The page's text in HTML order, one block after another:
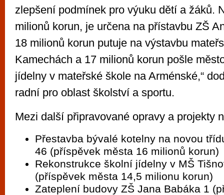
zlepšení podmínek pro výuku dětí a žáků.
milionů korun, je určena na přístavbu ZŠ
18 milionů korun putuje na výstavbu
Kamechách a 17 milionů korun pošle
jídelny v mateřské škole na Arménské,“
radní pro oblast školství a sportu.
Mezi další připravované opravy a projekty
Přestavba bývalé kotelny na novou
46 (příspěvek města 16 milionů korun)
Rekonstrukce školní jídelny v MŠ
(příspěvek města 14,5 milionu korun)
Zateplení budovy ZŠ Jana Babáka 1